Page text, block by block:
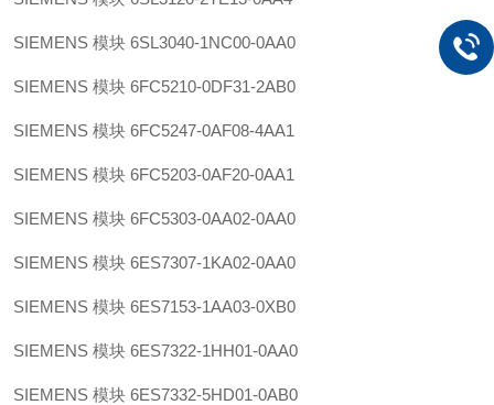
SIEMENS 模块 6SL3040-1NC00-0AA0
SIEMENS 模块 6FC5210-0DF31-2AB0
SIEMENS 模块 6FC5247-0AF08-4AA1
SIEMENS 模块 6FC5203-0AF20-0AA1
SIEMENS 模块 6FC5303-0AA02-0AA0
SIEMENS 模块 6ES7307-1KA02-0AA0
SIEMENS 模块 6ES7153-1AA03-0XB0
SIEMENS 模块 6ES7322-1HH01-0AA0
SIEMENS 模块 6ES7332-5HD01-0AB0